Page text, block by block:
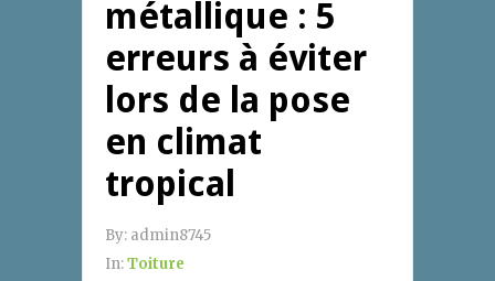
métallique : 5
erreurs à éviter
lors de la pose
en climat
tropical
By: admin8745
In:Toiture